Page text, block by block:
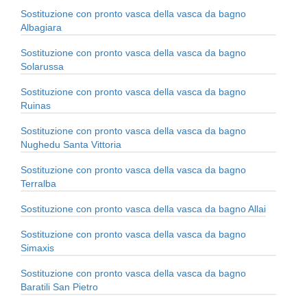
Sostituzione con pronto vasca della vasca da bagno
Albagiara
Sostituzione con pronto vasca della vasca da bagno
Solarussa
Sostituzione con pronto vasca della vasca da bagno
Ruinas
Sostituzione con pronto vasca della vasca da bagno
Nughedu Santa Vittoria
Sostituzione con pronto vasca della vasca da bagno
Terralba
Sostituzione con pronto vasca della vasca da bagno Allai
Sostituzione con pronto vasca della vasca da bagno
Simaxis
Sostituzione con pronto vasca della vasca da bagno
Baratili San Pietro